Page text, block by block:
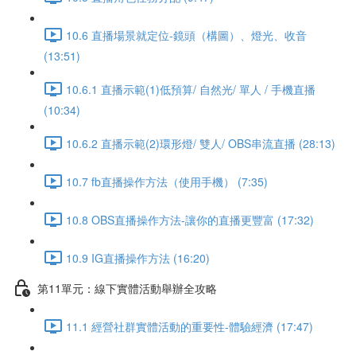
10.6 直播場景就定位-鏡頭（構圖）、燈光、收音
(13:51)
10.6.1 直播示範(1)低預算/ 自然光/ 單人 / 手機直播
(10:34)
10.6.2 直播示範(2)環形燈/ 雙人/ OBS串流直播 (28:13)
10.7 fb直播操作方法（使用手機） (7:35)
10.8 OBS直播操作方法-讓你的直播更豐富 (17:32)
10.9 IG直播操作方法 (16:20)
第11單元：線下實體活動舉辦全攻略
11.1 經營社群實體活動的重要性-體驗經濟 (17:47)